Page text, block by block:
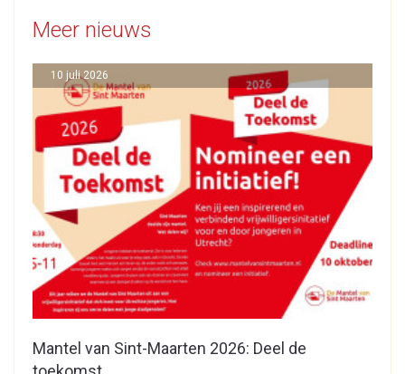
Meer nieuws
Mantel van Sint-Maarten 2026: Deel de
10 juli 2026